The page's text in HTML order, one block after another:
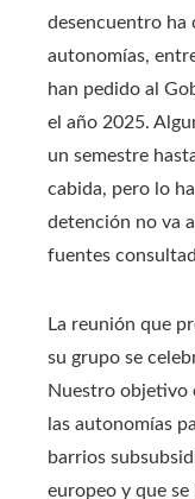
desencuentro ha
autonomías,
han pedido al
el año 2025.
un semestre
cabida, pero lo
detención no va
fuentes
La reunión que
su grupo se
Nuestro objetivo
las autonomías
barrios
europeo y que se